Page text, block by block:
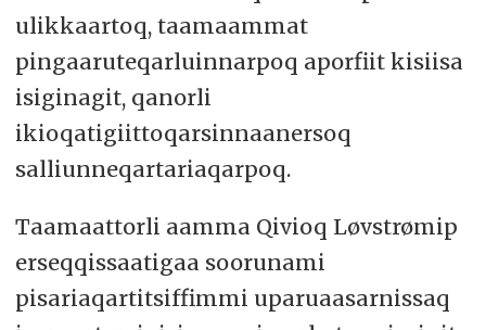
ulikkaartoq, taamaammat
pingaaruteqarluinnarpoq aporfiit kisiisa
isiginagit, qanorli
ikioqatigiittoqarsinnaanersoq
salliunneqartariaqarpoq.
Taamaattorli aamma Qivioq Løvstrømip
erseqqissaatigaa soorunami
pisariaqartitsiffimmi uparuaasarnissaq